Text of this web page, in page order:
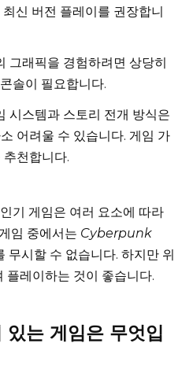
신 버전 플레이를 권장합니
그래픽을 경험하려면 상당히
솔이 필요합니다.
시스템과 스토리 전개 방식은
어려울 수 있습니다. 게임 가
천합니다.
기 게임은 여러 요소에 따라
임 중에서는 Cyberpunk
무시할 수 없습니다. 하지만 위
플레이하는 것이 좋습니다.
는 게임은 무엇입